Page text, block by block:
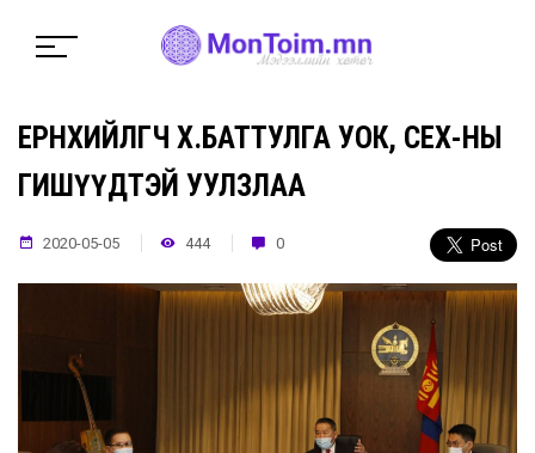
ЕРӨНХИЙЛӨГЧ Х.БАТТУЛГА УОК, СЕХ-НЫ
ГИШҮҮДТЭЙ УУЛЗЛАА
2020-05-05 444 0